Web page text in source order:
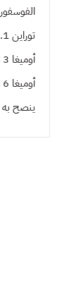
الفوسفور 1 ٪
توراين 0.1 ٪
أوميغا 3 الأحماض الدهنية 0.7 ٪
أوميغا 6 الأحماض الدهنية 1.3 ٪.
ينصح به